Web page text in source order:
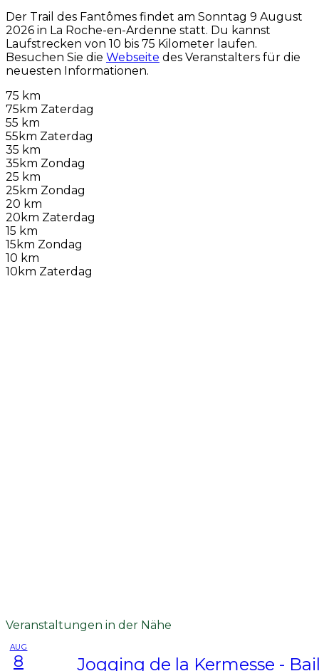
Der Trail des Fantômes findet am Sonntag 9 August
2026 in La Roche-en-Ardenne statt. Du kannst
Laufstrecken von 10 bis 75 Kilometer laufen.
Besuchen Sie die Webseite des Veranstalters für die
neuesten Informationen.
75 km
75km Zaterdag
55 km
55km Zaterdag
35 km
35km Zondag
25 km
25km Zondag
20 km
20km Zaterdag
15 km
15km Zondag
10 km
10km Zaterdag
Veranstaltungen in der Nähe
AUG
8 Jogging de la Kermesse -